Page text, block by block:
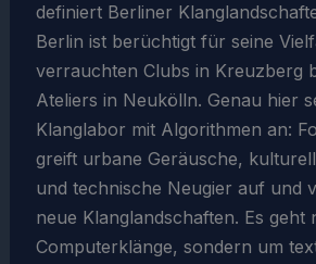
definiert Berliner
Berlin ist berüchtigt für seine
verrauchten Clubs in Kreuzberg
Ateliers in Neukölln. Genau hier
Klanglabor mit Algorithmen an:
greift urbane Geräusche,
und technische Neugier auf und
neue Klanglandschaften. Es geht
Computerklänge, sondern um